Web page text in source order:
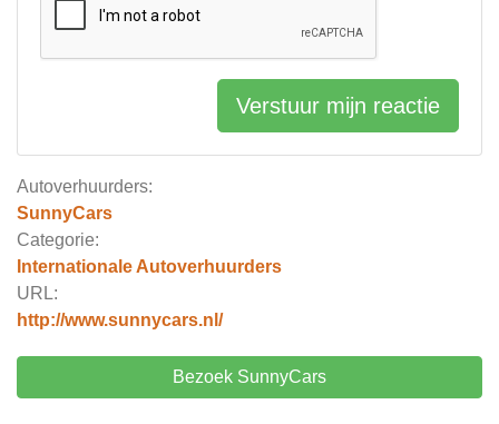
Autoverhuurders:
SunnyCars
Categorie:
Internationale Autoverhuurders
URL:
http://www.sunnycars.nl/
Bezoek SunnyCars
Verstuur mijn reactie